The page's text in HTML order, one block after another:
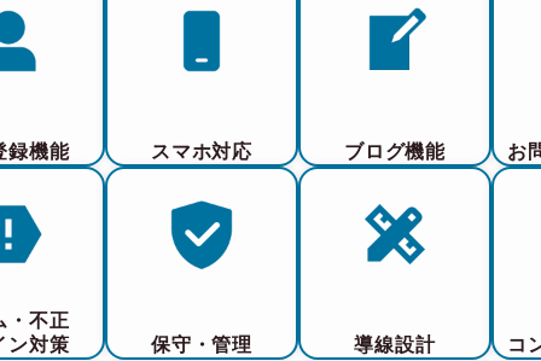
録機能 スマホ対応 ブログ機能 お
・不正
ン対策
保守・管理 導線設計 コ